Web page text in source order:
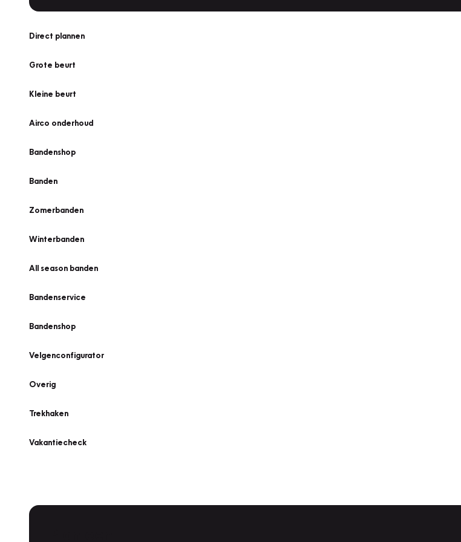
Direct plannen
Grote beurt
Kleine beurt
Airco onderhoud
Bandenshop
Banden
Zomerbanden
Winterbanden
All season banden
Bandenservice
Bandenshop
Velgenconfigurator
Overig
Trekhaken
Vakantiecheck